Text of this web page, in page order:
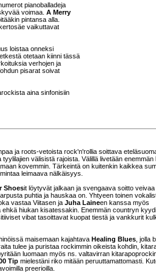
pianoballadeja
voimaa. A Merry
pintansa alla.
vaikuttavat
loistaa onneksi
otetaan kiinni tässä
verhojen ja
pisarat soivat
aina sinfonisiin
ja roots-vetoista rock'n'rollia soittava
välisistä rajoista. Välillä livetään enemmän
kovemmin. Tärkeintä on kuitenkin kaikkea
leimaava nälkäisyys.
Shoesit löytyvät jalkaan ja svengaava soitto
puhtia ja hauskaa on. Yhtyeen toinen
vastaa Viitasen ja Juha Laineen kanssa myös
hiukan kisatessakin. Enemmän countryn
vibat tasoittavat kuopat tiestä ja vankkurit
maisemaan kajahtava Healing Blues , jolla
tulee ja puristaa rockimmin oikeista kohdin,
luomaan myös ns. valtavirran
Tip mielestäni riko mitään peruuttamattomasti.
preerioilla.